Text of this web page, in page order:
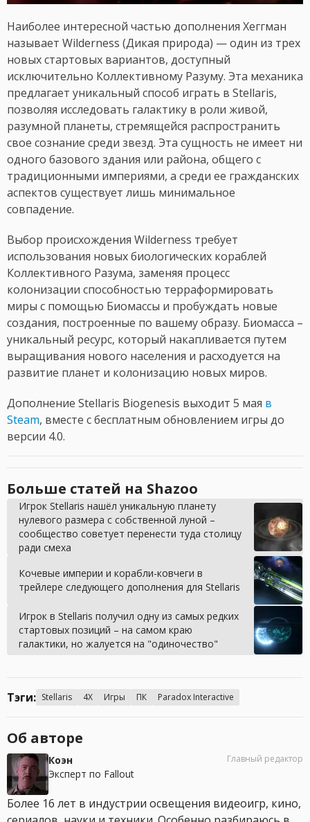
Наиболее интересной частью дополнения Хеггман
называет Wilderness (Дикая природа) — один из трех
новых стартовых вариантов, доступный
исключительно Коллективному Разуму. Эта механика
предлагает уникальный способ играть в Stellaris,
позволяя исследовать галактику в роли живой,
разумной планеты, стремящейся распространить
свое сознание среди звезд. Эта сущность не имеет ни
одного базового здания или района, общего с
традиционными империями, а среди ее гражданских
аспектов существует лишь минимальное
совпадение.
Выбор происхождения Wilderness требует
использования новых биологических кораблей
Коллективного Разума, заменяя процесс
колонизации способностью терраформировать
миры с помощью Биомассы и пробуждать новые
создания, построенные по вашему образу. Биомасса –
уникальный ресурс, который накапливается путем
выращивания нового населения и расходуется на
развитие планет и колонизацию новых миров.
Дополнение Stellaris Biogenesis выходит 5 мая в
Steam, вместе с бесплатным обновлением игры до
версии 4.0.
Больше статей на Shazoo
Игрок Stellaris нашёл уникальную планету
нулевого размера с собственной луной –
сообщество советует перенести туда столицу
ради смеха
Кочевые империи и корабли-ковчеги в
трейлере следующего дополнения для Stellaris
Игрок в Stellaris получил одну из самых редких
стартовых позиций – на самом краю
галактики, но жалуется на "одиночество"
Тэги: Stellaris 4X Игры ПК Paradox Interactive
Об авторе
Коэн
Эксперт по Fallout
Главный редактор
Более 16 лет в индустрии освещения видеоигр, кино,